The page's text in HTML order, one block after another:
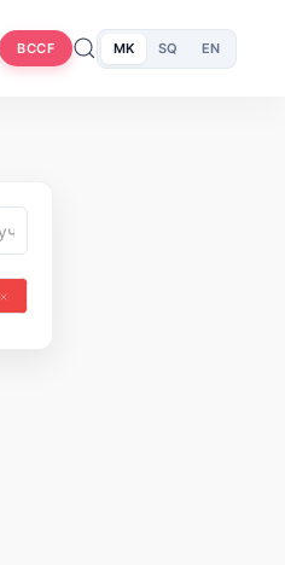
BCCF MK SQ EN